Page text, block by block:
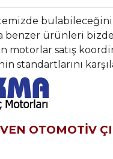
benzer ürünleri
motorlar satış
standartlarını
OTOMOTİV